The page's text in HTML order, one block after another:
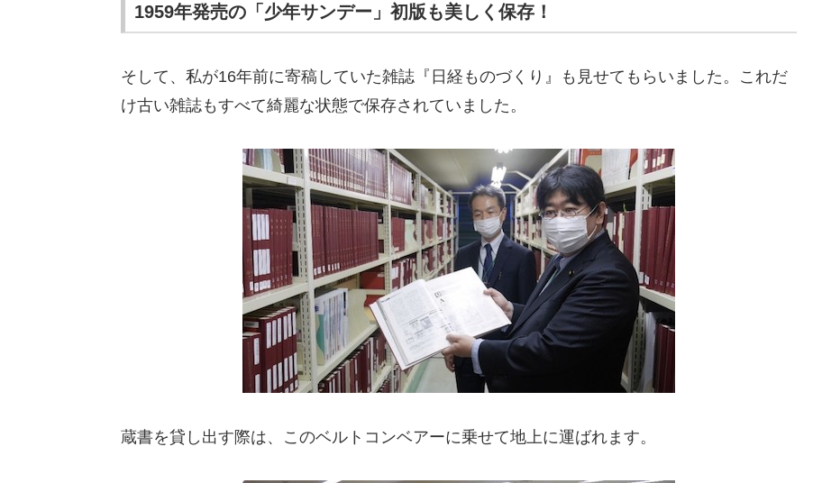
1959年発売の「少年サンデー」初版も美しく保存！
そして、私が16年前に寄稿していた雑誌『日経ものづくり』も見せてもらいました。これだ
け古い雑誌もすべて綺麗な状態で保存されていました。
蔵書を貸し出す際は、このベルトコンベアーに乗せて地上に運ばれます。